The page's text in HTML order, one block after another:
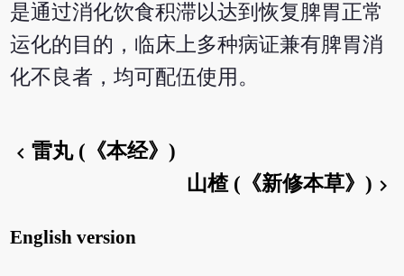
是通过消化饮食积滞以达到恢复脾胃正常
运化的目的，临床上多种病证兼有脾胃消
化不良者，均可配伍使用。
chevron_left雷丸 (《本经》)
山楂 (《新修本草》) chevron_right
English version